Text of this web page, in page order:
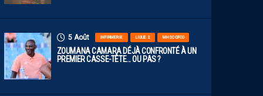
5 Août INFIRMERIE LIGUE 2 MHSC-DFCO
ZOUMANA CAMARA DÉJÀ CONFRONTÉ À UN
PREMIER CASSE-TÊTE… OU PAS ?